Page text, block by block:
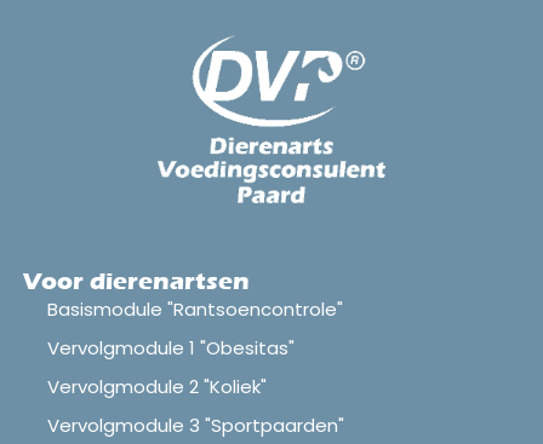
Voor dierenartsen
Basismodule "Rantsoencontrole"
Vervolgmodule 1 "Obesitas"
Vervolgmodule 2 "Koliek"
Vervolgmodule 3 "Sportpaarden"